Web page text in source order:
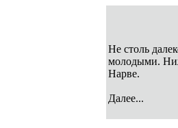
Не столь
молодыми.
Нарве.
Далее...